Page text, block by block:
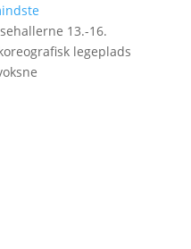
13.-16.
legeplads